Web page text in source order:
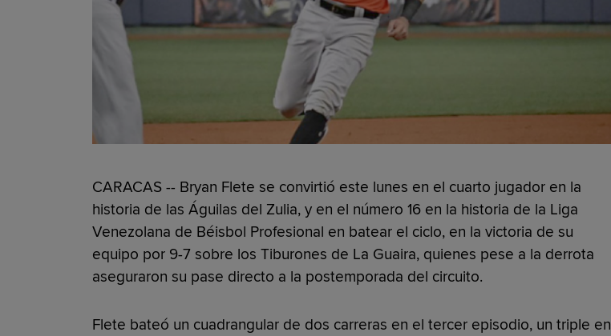
CARACAS -- Bryan Flete se convirtió este lunes en el cuarto jugador en la
historia de las Águilas del Zulia, y en el número 16 en la historia de la Liga
Venezolana de Béisbol Profesional en batear el ciclo, en la victoria de su
equipo por 9-7 sobre los Tiburones de La Guaira, quienes pese a la derrota
aseguraron su pase directo a la postemporada del circuito.
Flete bateó un cuadrangular de dos carreras en el tercer episodio, un triple en